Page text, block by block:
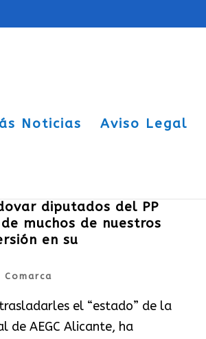
Noticias Aviso Legal
diputados del PP
muchos de nuestros
en su
Comarca
el “estado” de la
de AEGC Alicante, ha